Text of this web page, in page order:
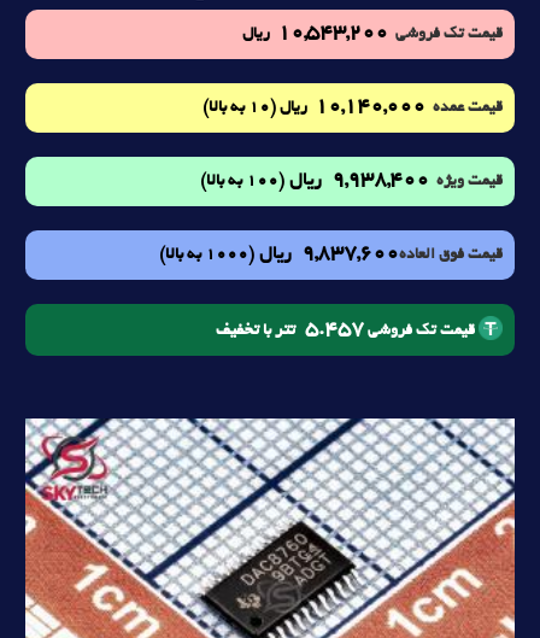
قیمت تک فروشی 10,543,200 ریال
قیمت عمده 10,140,000 ریال (10 به بالا)
قیمت ویژه 9,938,400 ریال (100 به بالا)
قیمت فوق العاده9,837,600 ریال (1000 به بالا)
قیمت تک فروشی 5.457 تتر با تخفیف